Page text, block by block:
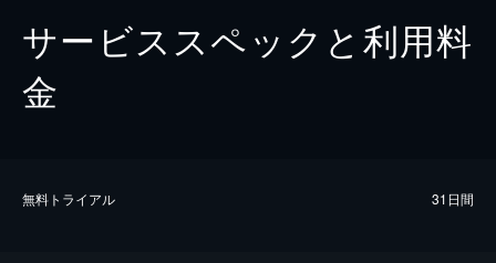
サービススペックと利用料
金
無料トライアル 31日間